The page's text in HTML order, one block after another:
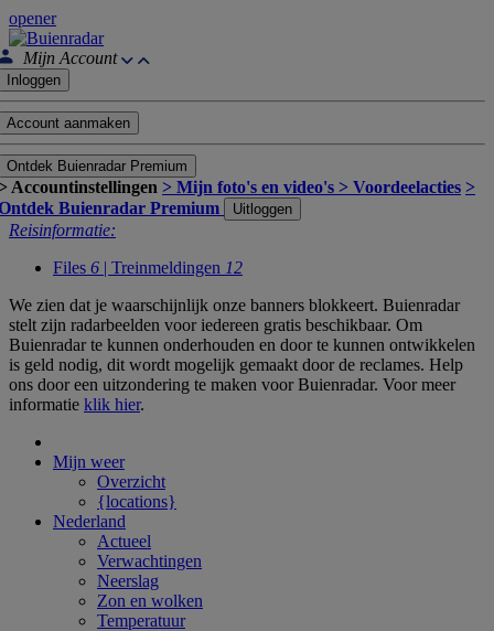
opener
Mijn Account
Inloggen
Account aanmaken
Ontdek Buienradar Premium
Accountinstellingen > Mijn foto's en video's > Voordeelacties >
Buienradar Premium
Uitloggen
Reisinformatie:
Files 6 | Treinmeldingen 12
We zien dat je waarschijnlijk onze banners blokkeert. Buienradar
stelt zijn radarbeelden voor iedereen gratis beschikbaar. Om
Buienradar te kunnen onderhouden en door te kunnen ontwikkelen
is geld nodig, dit wordt mogelijk gemaakt door de reclames. Help
ons door een uitzondering te maken voor Buienradar. Voor meer
informatie klik hier.
Mijn weer
Overzicht
{locations}
Nederland
Actueel
Verwachtingen
Neerslag
Zon en wolken
Temperatuur